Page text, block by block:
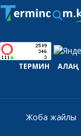
ТЕРМИН АЛАҢ
Жоба жайлы